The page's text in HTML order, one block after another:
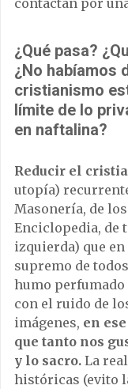
¿Qué pasa?
¿No habíamos
cristianismo
límite de lo
en naftalina?
Reducir el
utopía)
Masonería, de
Enciclopedia, de
izquierda) que
supremo de
humo perfumado
con el ruido de
imágenes, en
que tanto nos
y lo sacro. La
históricas (evito